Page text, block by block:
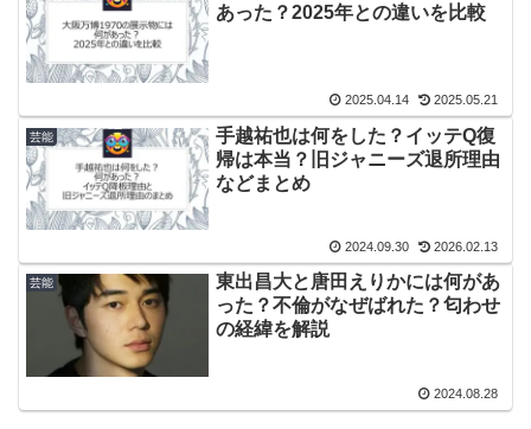
あった？2025年との違いを比較
2025.04.14 2025.05.21
芸能
手越祐也は何をした？イッテQ復
帰は本当？旧ジャニーズ退所理由
などまとめ
2024.09.30 2026.02.13
芸能
東出昌大と唐田えりかには何があ
った？不倫がなぜばれた？匂わせ
の経緯を解説
2024.08.28